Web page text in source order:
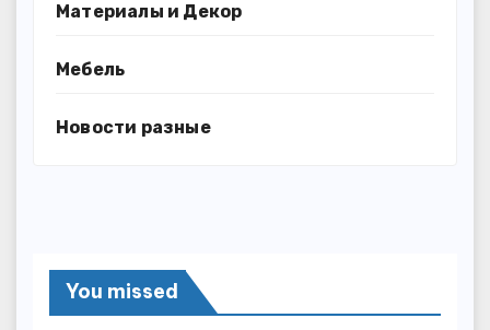
Материалы и Декор
Мебель
Новости разные
You missed